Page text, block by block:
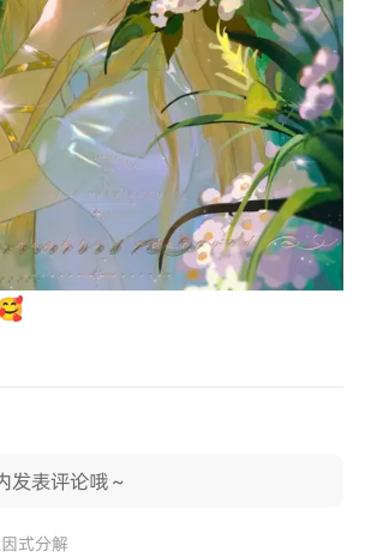
发表评论哦～
式分解